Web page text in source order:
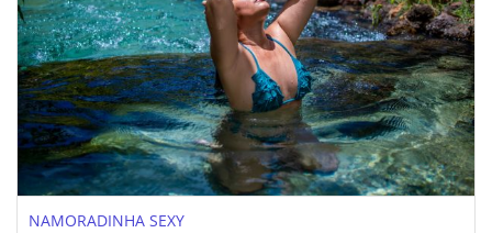
NAMORADINHA SEXY